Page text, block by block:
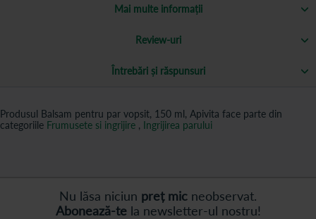
Mai multe informații
Review-uri
Întrebări și răspunsuri
Produsul Balsam pentru par vopsit, 150 ml, Apivita face parte din
categoriile Frumusete si ingrijire , Ingrijirea parului
Nu lăsa niciun preț mic neobservat.
Abonează-tela newsletter-ul nostru!